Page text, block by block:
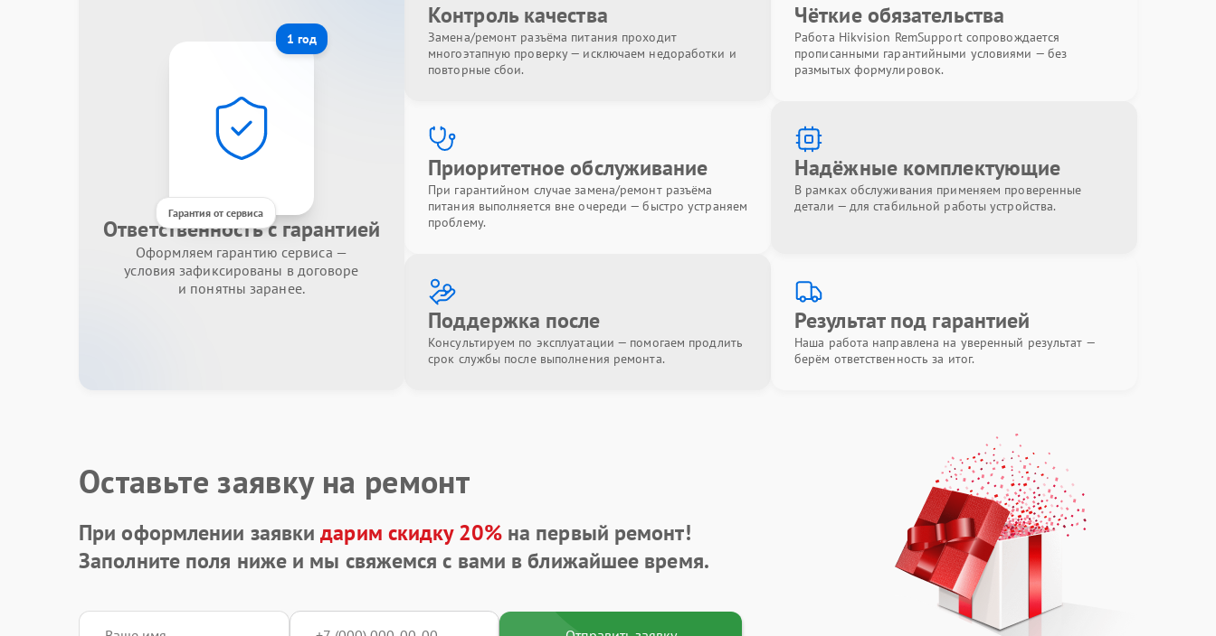
1 год
Гарантия от сервиса
Ответственность с гарантией
Оформляем гарантию сервиса —
условия зафиксированы в договоре
и понятны заранее.
Контроль качества
Замена/ремонт разъёма питания проходит
многоэтапную проверку — исключаем недоработки и
повторные сбои.
Чёткие обязательства
Работа Hikvision RemSupport сопровождается
прописанными гарантийными условиями — без
размытых формулировок.
Приоритетное обслуживание
При гарантийном случае замена/ремонт разъёма
питания выполняется вне очереди — быстро устраняем
проблему.
Надёжные комплектующие
В рамках обслуживания применяем проверенные
детали — для стабильной работы устройства.
Поддержка после
Консультируем по эксплуатации — помогаем продлить
срок службы после выполнения ремонта.
Результат под гарантией
Наша работа направлена на уверенный результат —
берём ответственность за итог.
Оставьте заявку на ремонт
При оформлении заявкидарим скидку 20%на первый ремонт!
Заполните поля ниже и мы свяжемся с вами в ближайшее время.